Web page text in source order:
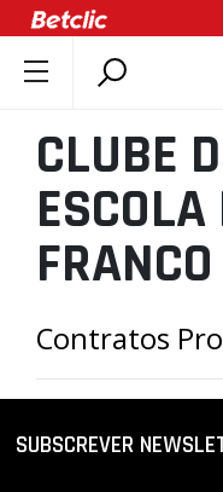
DOCUMENTOS
ÚLTIMAS
COMPETIÇÕES
ASSOCIAÇÕES
CLUBES
AGENTES
AGENDA
SELEÇÕES
CLUBE
FRANCO
Contratos
SUBSCREVER